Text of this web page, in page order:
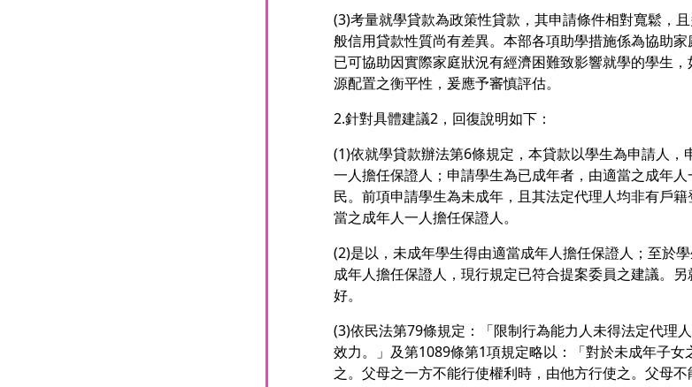
(3)考量就學貸款為政策性貸款，其申請條件相對寬鬆，
般信用貸款性質尚有差異。本部各項助學措施係為協助
已可協助因實際家庭狀況有經濟困難致影響就學的學生
源配置之衡平性，爰應予審慎評估。
2.針對具體建議2，回復說明如下：
(1)依就學貸款辦法第6條規定，本貸款以學生為申請人
一人擔任保證人；申請學生為已成年者，由適當之成年
民。前項申請學生為未成年，且其法定代理人均非有戶
當之成年人一人擔任保證人。
(2)是以，未成年學生得由適當成年人擔任保證人；至於
成年人擔任保證人，現行規定已符合提案委員之建議。
好。
(3)依民法第79條規定：「限制行為能力人未得法定代理
效力。」及第1089條第1項規定略以：「對於未成年子
之。父母之一方不能行使權利時，由他方行使之。父母